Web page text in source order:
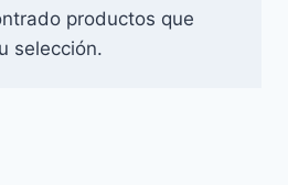
productos que
selección.